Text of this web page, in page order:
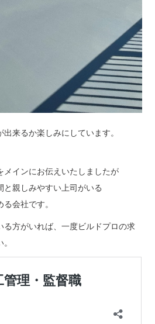
来るか楽しみにしています。
メインにお伝えいたしましたが
と親しみやすい上司がいる
会社です。
る方がいれば、一度ビルドプロの求